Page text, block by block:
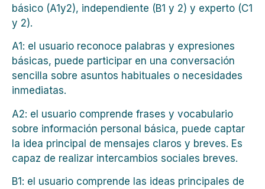
básico (A1y2), independiente (B1 y 2) y experto (C1
y 2).
A1: el usuario reconoce palabras y expresiones
básicas, puede participar en una conversación
sencilla sobre asuntos habituales o necesidades
inmediatas.
A2: el usuario comprende frases y vocabulario
sobre información personal básica, puede captar
la idea principal de mensajes claros y breves. Es
capaz de realizar intercambios sociales breves.
B1: el usuario comprende las ideas principales de